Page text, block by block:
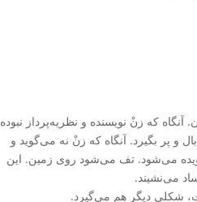
که زنْ نویسنده و نظریه‌پرداز نبوده
و پر بگیرد. آنگاه که زنْ نه‌ می‌گوید و
می‌شود. تف می‌شود روی زمین. این
می‌نشیند.
شکلی دیگر هم می‌گیرد.